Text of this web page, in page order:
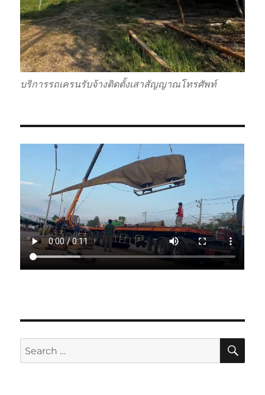
บริการรถเครนรับจ้างติดตั้งเสาสัญญาณโทรศัพท์
Search
for: